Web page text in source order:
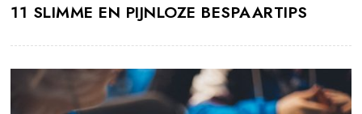
11 SLIMME EN PIJNLOZE BESPAARTIPS